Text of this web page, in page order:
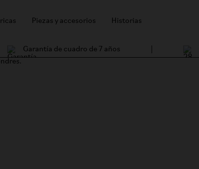
Piezas y accesorios Historias
Garantía de cuadro de 7 años